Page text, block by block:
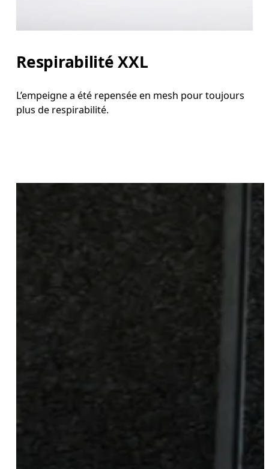
Respirabilité XXL
L’empeigne a été repensée en mesh pour toujours
plus de respirabilité.